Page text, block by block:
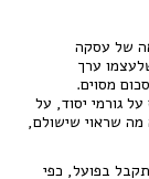
של עסקה
ערך
מסוים.
גורמי יסוד, על
מה שראוי שישולם,
בפועל, כפי